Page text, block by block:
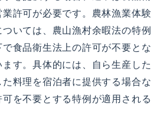
許可が必要です。農林漁業体験
いては、農山漁村余暇法の特例
食品衛生法上の許可が不要とな
す。具体的には、自ら生産した
料理を宿泊者に提供する場合な
を不要とする特例が適用される